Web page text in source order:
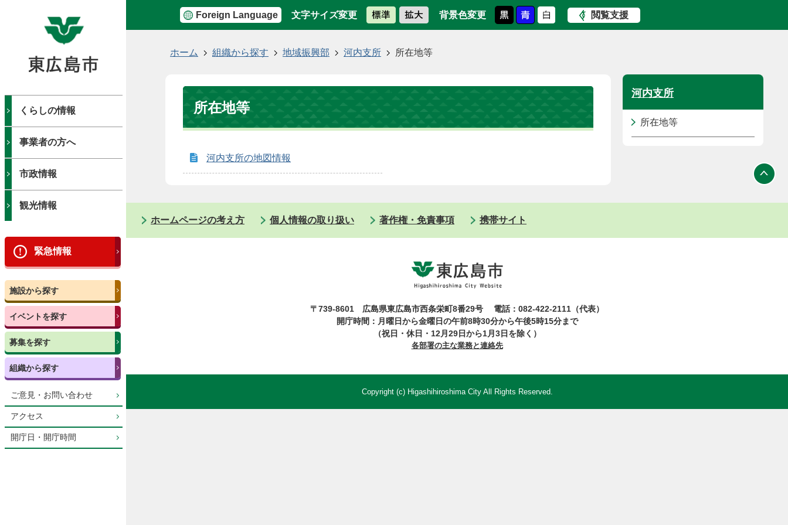
Foreign Language 文字サイズ変更 背景色変更 閲覧支援
くらしの情報
事業者の方へ
市政情報
観光情報
緊急情報
施設から探す
イベントを探す
募集を探す
組織から探す
ご意見・お問い合わせ
アクセス
開庁日・開庁時間
ホーム 組織から探す 地域振興部 河内支所 所在地等
所在地等
河内支所の地図情報
河内支所
所在地等
ホームページの考え方 個人情報の取り扱い 著作権・免責事項 携帯サイト
〒739-8601 広島県東広島市西条栄町8番29号
電話：082-422-2111（代表）
開庁時間：月曜日から金曜日の午前8時30分から午後5時15分まで
（祝日・休日・12月29日から1月3日を除く）
各部署の主な業務と連絡先
Copyright (c) Higashihiroshima City All Rights Reserved.